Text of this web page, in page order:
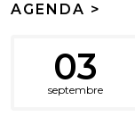
AGENDA >
03
septembre